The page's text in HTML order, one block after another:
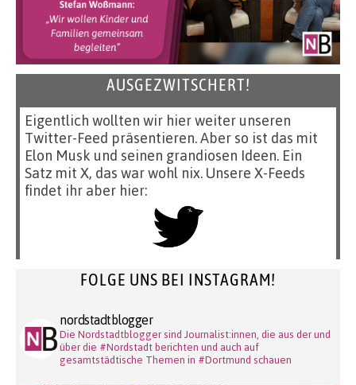
AUSGEZWITSCHERT!
Eigentlich wollten wir hier weiter unseren
Twitter-Feed präsentieren. Aber so ist das mit
Elon Musk und seinen grandiosen Ideen. Ein
Satz mit X, das war wohl nix. Unsere X-Feeds
findet ihr aber hier:
FOLGE UNS BEI INSTAGRAM!
nordstadtblogger
Die Nordstadtblogger sind Journalist:innen, die aus der und
über die #Nordstadt berichten und auch auf
gesamtstädtische Themen in #Dortmund schauen